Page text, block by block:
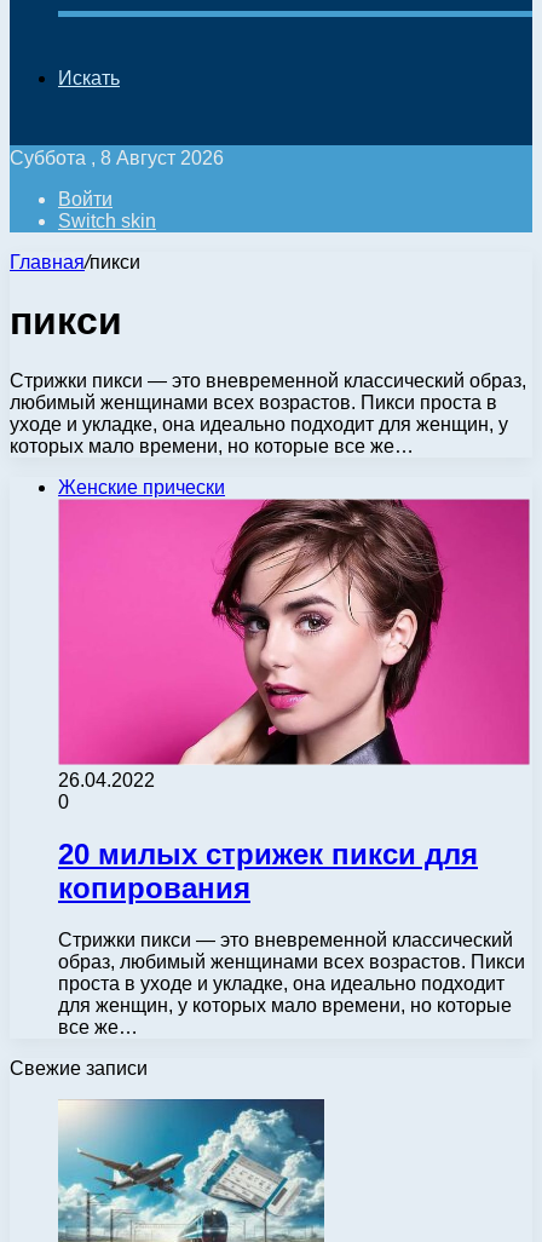
Искать
Суббота , 8 Август 2026
Войти
Switch skin
Главная/пикси
пикси
Стрижки пикси — это вневременной классический образ,
любимый женщинами всех возрастов. Пикси проста в
уходе и укладке, она идеально подходит для женщин, у
которых мало времени, но которые все же…
Женские прически
26.04.2022
0
20 милых стрижек пикси для
копирования
Стрижки пикси — это вневременной классический
образ, любимый женщинами всех возрастов. Пикси
проста в уходе и укладке, она идеально подходит
для женщин, у которых мало времени, но которые
все же…
Свежие записи